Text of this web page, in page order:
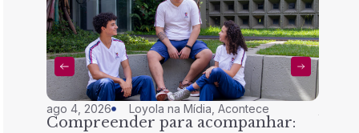
ago 4, 2026 Loyola na Mídia ,Acontece
Compreender para acompanhar: